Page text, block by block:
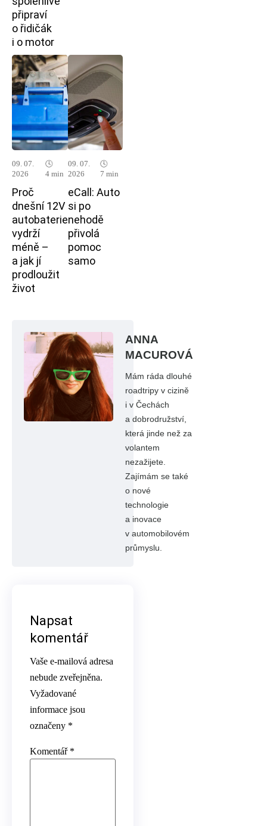
připraví
o řidičák
i o motor
09. 07.
2026
🕓
4 min
Proč
dnešní 12V
autobaterie
vydrží
méně –
a jak jí
prodloužit
život
09. 07.
2026
🕓
7 min
eCall: Auto
si po
nehodě
přivolá
pomoc
samo
ANNA
MACUROVÁ
Mám ráda dlouhé
roadtripy v cizině
i v Čechách
a dobrodružství,
která jinde než za
volantem
nezažijete.
Zajímám se také
o nové
technologie
a inovace
v automobilovém
průmyslu.
Napsat
komentář
Vaše e-mailová adresa
nebude zveřejněna.
Vyžadované
informace jsou
označeny *
Komentář *